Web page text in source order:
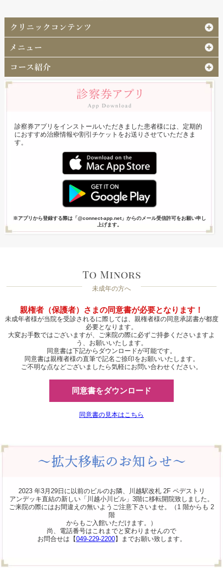
診察券アプリをインストールいただきました患者様には、定期的
におすすめ治療情報や割引チケットをお送りさせていただきま
す。
※アプリから登録する際は「@connect-app.net」からのメール受信許可をお願い申し
上げます。
未成年の方へ
親権者（保護者）さまの同意書が必要となります！
未成年者様が当院を受診されるに際しては、親権者様の同意承諾書が都度
必要となります。
大変お手数ではございますが、ご来院の際に必ずご持参くださいますよ
う、お願いいたします。
同意書は下記からダウンロードが可能です。
同意書は親権者様の直筆で記名ご捺印をお願いいたします。
ご不明な点などございましたら気軽にお問い合わせください。
同意書をダウンロード
同意書の見本はこちら
2023 年3月29日に以前のビルのお隣、川越駅改札 2F ペデストリ
アンデッキ直結の新しい「川越小川ビル」3階に移転開院致しました。
ご来院の際にはお間違えの無いようご注意下さいませ。（1 階からも 2
階
からもご入館いただけます。）
尚、電話番号はこれまでと変わりませんので
お問合せは【049-229-2200】までお願い致します。